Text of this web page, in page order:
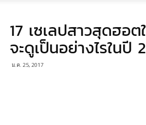
มายา
17 เซเลปสาวสุดฮอ
จะดูเป็นอย่างไรในปี
ม.ค. 25, 2017